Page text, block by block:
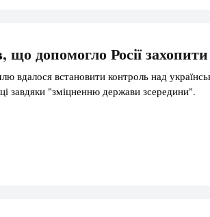
що допомогло Росії
вдалося встановити контроль над
завдяки "зміцненню держави зсередини".